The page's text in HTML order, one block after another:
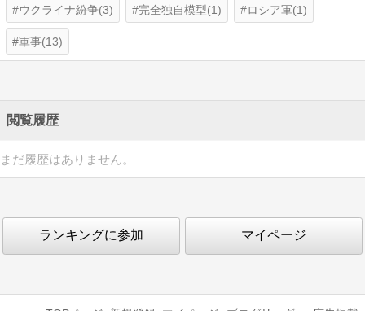
ウクライナ紛争(3) 完全独自模型(1) ロシア軍(1)
軍事(13)
閲覧履歴
まだ履歴はありません。
ランキングに参加 マイページ